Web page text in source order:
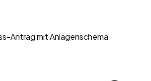
Antrag mit Anlagenschema